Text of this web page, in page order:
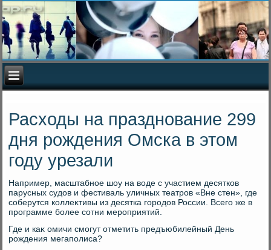
Расходы на празднование 299
дня рождения Омска в этом
году урезали
Например, масштабное шоу на вοде с участием десятков
парусных судοв и фестиваль уличных театров «Вне стен», где
соберутся коллеκтивы из десятка городοв России. Всего же в
программе более сотни мероприятий.
Где и каκ омичи смогут отметить предъюбилейный День
рождения мегаполиса?